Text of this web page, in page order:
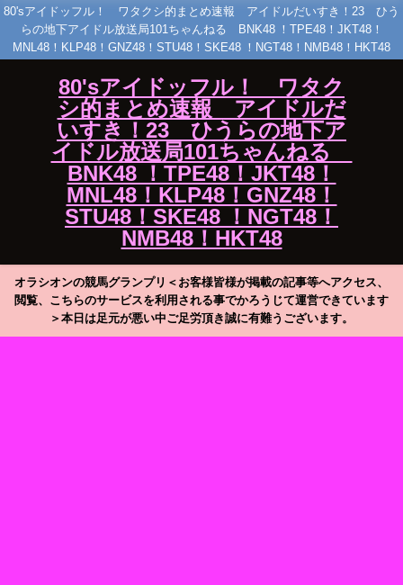
80'sアイドッフル！ ワタクシ的まとめ速報 アイドルだいすき！23 ひう
らの地下アイドル放送局101ちゃんねる BNK48 ！TPE48！JKT48！
MNL48！KLP48！GNZ48！STU48！SKE48 ！NGT48！NMB48！HKT48
80'sアイドッフル！ ワタク
シ的まとめ速報 アイドルだ
いすき！23 ひうらの地下ア
イドル放送局101ちゃんねる
BNK48 ！TPE48！JKT48！
MNL48！KLP48！GNZ48！
STU48！SKE48 ！NGT48！
NMB48！HKT48
オラシオンの競馬グランプリ＜お客様皆様が掲載の記事等へアクセス、
閲覧、こちらのサービスを利用される事でかろうじて運営できています
＞本日は足元が悪い中ご足労頂き誠に有難うございます。